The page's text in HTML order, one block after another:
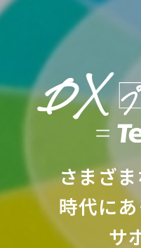
さまざ
時代に
サ